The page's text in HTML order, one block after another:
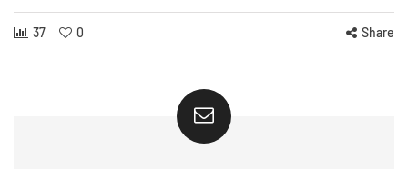
37 0 Share